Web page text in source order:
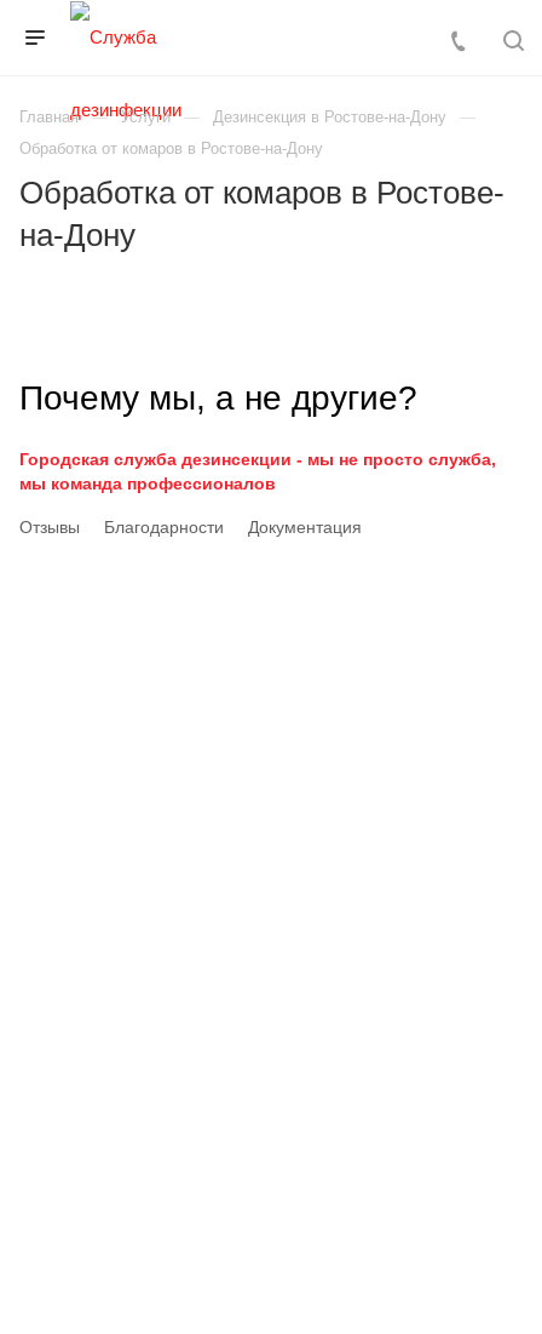
Главная Услуги
Дезинсекция в Ростове-на-Дону
Обработка от комаров в Ростове-на-Дону
Обработка от комаров в Ростове-
на-Дону
Почему мы, а не другие?
Городская служба дезинсекции - мы не просто служба,
мы команда профессионалов
Отзывы Благодарности Документация